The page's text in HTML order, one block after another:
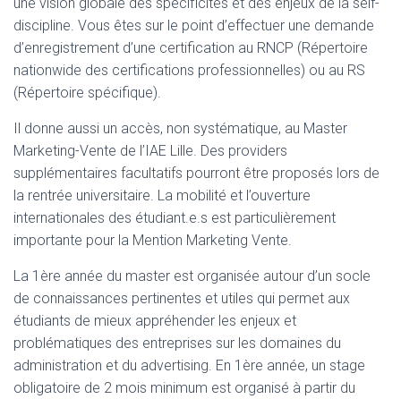
discipline. Vous êtes sur le point d’effectuer une demande
d’enregistrement d’une certification au RNCP (Répertoire
nationwide des certifications professionnelles) ou au RS
(Répertoire spécifique).
Il donne aussi un accès, non systématique, au Master
Marketing-Vente de l’IAE Lille. Des providers
supplémentaires facultatifs pourront être proposés lors de
la rentrée universitaire. La mobilité et l’ouverture
internationales des étudiant.e.s est particulièrement
importante pour la Mention Marketing Vente.
La 1ère année du master est organisée autour d’un socle
de connaissances pertinentes et utiles qui permet aux
étudiants de mieux appréhender les enjeux et
problématiques des entreprises sur les domaines du
administration et du advertising. En 1ère année, un stage
obligatoire de 2 mois minimum est organisé à partir du